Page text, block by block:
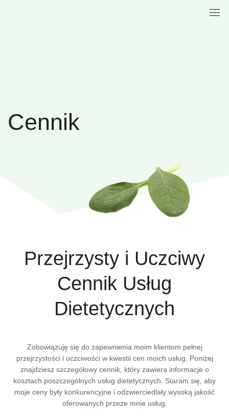
Cennik
Przejrzysty i Uczciwy
Cennik Usług
Dietetycznych
Zobowiązuję się do zapewnienia moim klientom pełnej
przejrzystości i uczciwości w kwestii cen moich usług. Poniżej
znajdziesz szczegółowy cennik, który zawiera informacje o
kosztach poszczególnych usług dietetycznych. Staram się, aby
moje ceny były konkurencyjne i odzwierciedlały wysoką jakość
oferowanych przeze mnie usług.